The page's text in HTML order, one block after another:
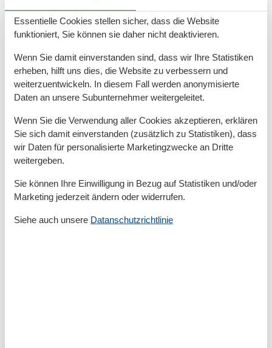
Raumaufteilung
2 x Einzelbett - Size: 90-130 cm
Lizenznummer: 25463226
Gesamte Ausstattung
Allg. Ausstattung
Heizung
Nichtraucher
Waschmaschine
Wäschetrockner
Essentielle Cookies stellen sicher, dass die Website
funktioniert, Sie können sie daher nicht deaktivieren.
Wenn Sie damit einverstanden sind, dass wir Ihre Statistiken
erheben, hilft uns dies, die Website zu verbessern und
weiterzuentwickeln. In diesem Fall werden anonymisierte
Daten an unsere Subunternehmer weitergeleitet.
Wenn Sie die Verwendung aller Cookies akzeptieren, erklären
Sie sich damit einverstanden (zusätzlich zu Statistiken), dass
wir Daten für personalisierte Marketingzwecke an Dritte
weitergeben.
Sie können Ihre Einwilligung in Bezug auf Statistiken und/oder
Marketing jederzeit ändern oder widerrufen.
Siehe auch unsere Datanschutzrichtlinie